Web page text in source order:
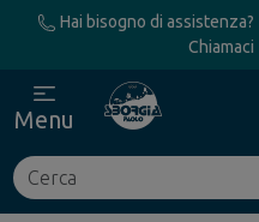
Hai bisogno di assistenza?
Chiamaci
Cerca
Menu